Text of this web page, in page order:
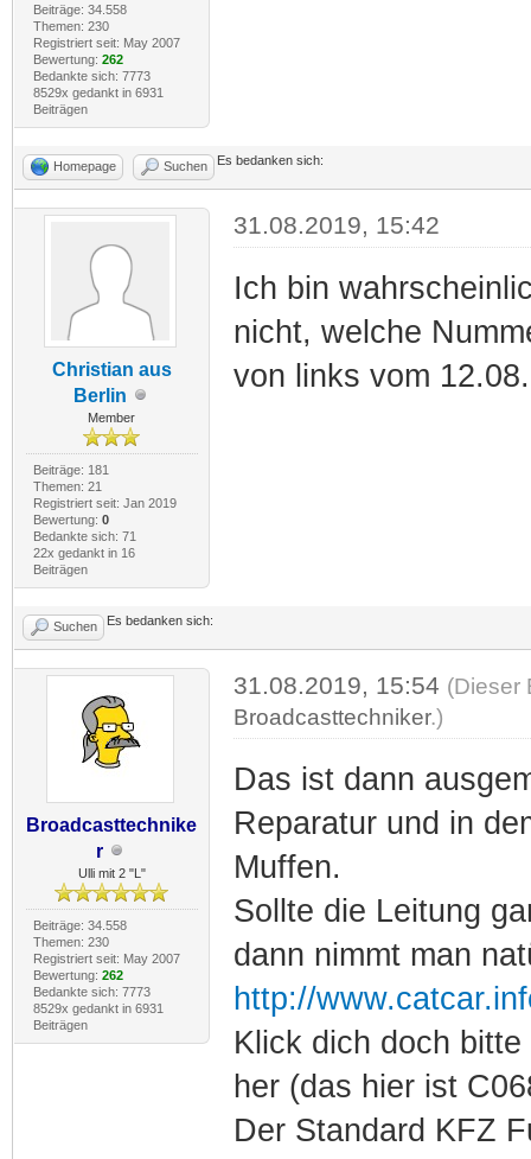
Beiträge: 34.558
Themen: 230
Registriert seit: May 2007
Bewertung: 262
Bedankte sich: 7773
8529x gedankt in 6931
Beiträgen
Homepage Suchen Es bedanken sich:
Christian aus
Berlin
Member
Beiträge: 181
Themen: 21
Registriert seit: Jan 2019
Bewertung: 0
Bedankte sich: 71
22x gedankt in 16
Beiträgen
31.08.2019, 15:42
Ich bin
nicht, welche
von links vom
Suchen Es bedanken sich:
Broadcasttechnike
r
Ulli mit 2 "L"
Beiträge: 34.558
Themen: 230
Registriert seit: May 2007
Bewertung: 262
Bedankte sich: 7773
8529x gedankt in 6931
Beiträgen
31.08.2019, 15:54 (Dieser
Broadcasttechniker.)
Das ist dann
Reparatur und in
Muffen.
Sollte die Leitung
dann nimmt man
http://
Klick dich doch
her (das hier ist
Der Standard KFZ